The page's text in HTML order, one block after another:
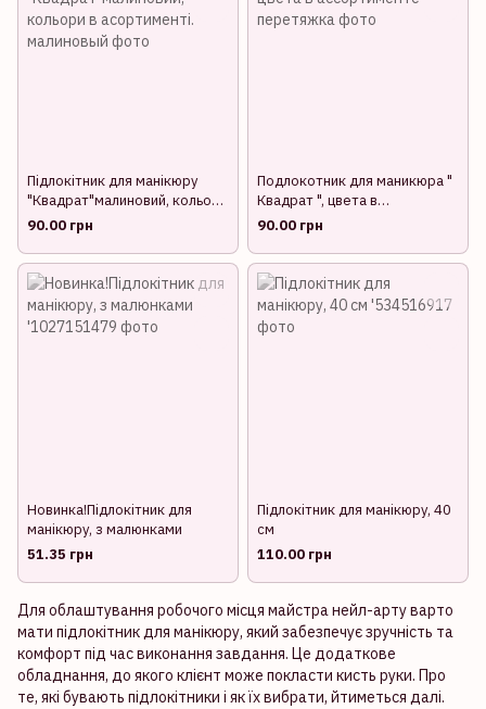
Підлокітник для манікюру
"Квадрат"малиновий, кольори
в асортименті.
90.00 грн
Подлокотник для маникюра "
Квадрат ", цвета в
ассортименте
90.00 грн
Новинка!Підлокітник для
манікюру, з малюнками
51.35 грн
Підлокітник для манікюру, 40
см
110.00 грн
Для облаштування робочого місця майстра нейл-арту варто
мати підлокітник для манікюру, який забезпечує зручність та
комфорт під час виконання завдання. Це додаткове
обладнання, до якого клієнт може покласти кисть руки. Про
те, які бувають підлокітники і як їх вибрати, йтиметься далі.